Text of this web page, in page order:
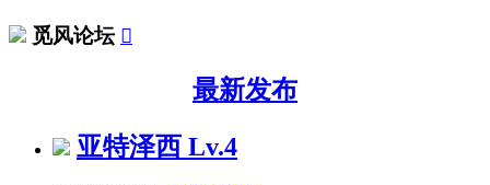
觅风论坛 
最新发布
亚特泽西 Lv.4